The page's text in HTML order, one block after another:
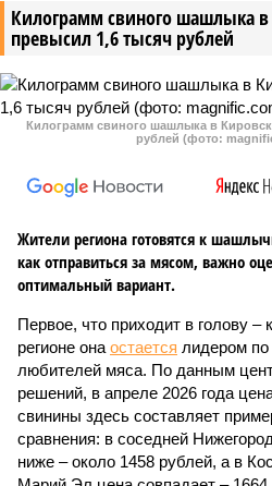
Килограмм свиного шашлыка в
превысил 1,6 тысяч рублей
Килограмм свиного шашлыка в
рублей (фото:
Жители региона готовятся к
как отправиться за мясом, важно
оптимальный вариант.
Первое, что приходит в голову –
регионе она остается лидером по
любителей мяса. По данным
решений, в апреле 2026 года
свинины здесь составляет
сравнения: в соседней
ниже – около 1458 рублей, а в